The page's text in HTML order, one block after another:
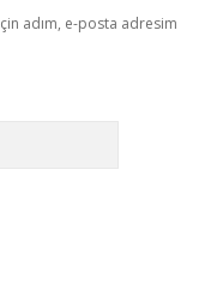
adım, e-posta adresim